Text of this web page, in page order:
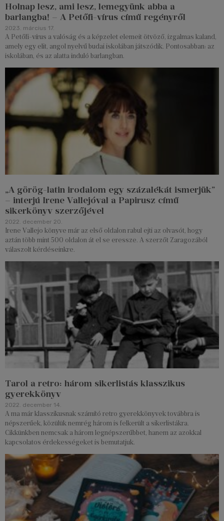
Holnap lesz, ami lesz, lemegyünk abba a
barlangba! – A Petőfi-vírus című regényről
2023. március 17.
A Petőfi-vírus a valóság és a képzelet elemeit ötvöző, izgalmas kaland,
amely egy elit, angol nyelvű budai iskolában játszódik. Pontosabban: az
iskolában, és az alatta induló barlangban.
„A görög-latin irodalom egy százalékát ismerjük”
– interjú Irene Vallejóval a Papirusz című
sikerkönyv szerzőjével
2022. december 20.
Irene Vallejo könyve már az első oldalon rabul ejti az olvasót, hogy
aztán több mint 500 oldalon át el se eressze. A szerzőt Zaragozából
válaszolt kérdéseinkre.
Tarol a retro: három sikerlistás klasszikus
gyerekkönyv
2022. december 14.
A ma már klasszikusnak számító retro gyerekkönyvek továbbra is
népszerűek, közülük nemrég három is felkerült a sikerlistákra.
Cikkünkben nemcsak a három legnépszerűbbet, hanem az azokkal
kapcsolatos érdekességeket is bemutatjuk.